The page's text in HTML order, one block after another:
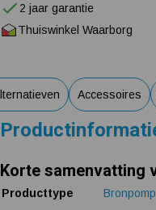
2 jaar garantie
Thuiswinkel Waarborg
Accessoires
Korte samenvatting
Producttype
Bronpomp